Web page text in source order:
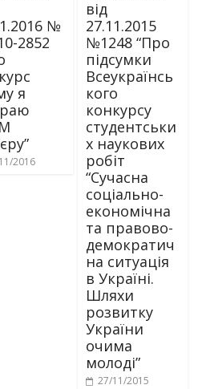
№
2852
я
2016
від
27.11.2015
№1248 “Про
підсумки
Всеукраїнсь
кого
конкурсу
студентськи
х наукових
робіт
“Сучасна
соціально-
економічна
та правово-
демократич
на ситуація
в Україні.
Шляхи
розвитку
України
очима
молоді”
27/11/2015